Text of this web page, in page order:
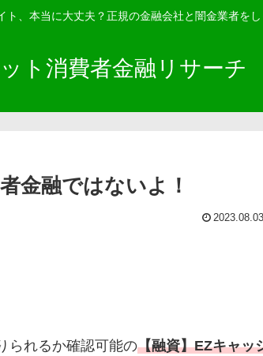
、本当に大丈夫？正規の金融会社と闇金業者を
ト消費者金融リサーチ
金融ではないよ！
2023.08.03
られるか確認可能の【融資】EZキャッ